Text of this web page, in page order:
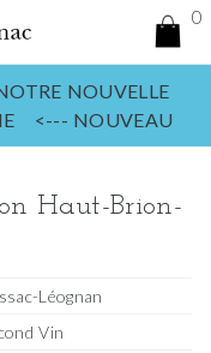
0
NOUVELLE
<--- NOUVEAU
Haut-Brion-
Léognan
Vin